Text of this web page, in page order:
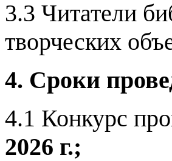
3.3 Читатели
творческих
4. Сроки
4.1 Конкурс
2026 г.;